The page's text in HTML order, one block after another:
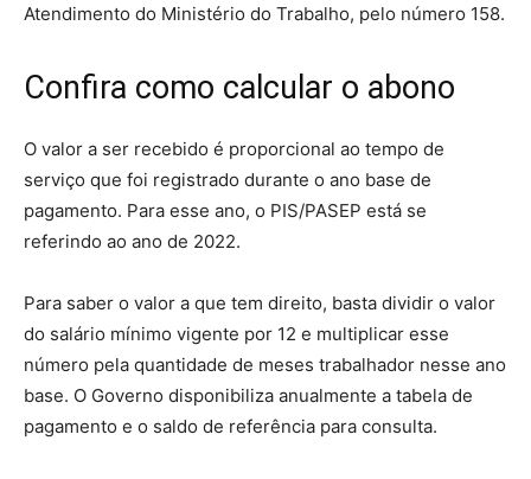
Atendimento do Ministério do Trabalho, pelo número 158.
Confira como calcular o abono
O valor a ser recebido é proporcional ao tempo de
serviço que foi registrado durante o ano base de
pagamento. Para esse ano, o PIS/PASEP está se
referindo ao ano de 2022.
Para saber o valor a que tem direito, basta dividir o valor
do salário mínimo vigente por 12 e multiplicar esse
número pela quantidade de meses trabalhador nesse ano
base. O Governo disponibiliza anualmente a tabela de
pagamento e o saldo de referência para consulta.